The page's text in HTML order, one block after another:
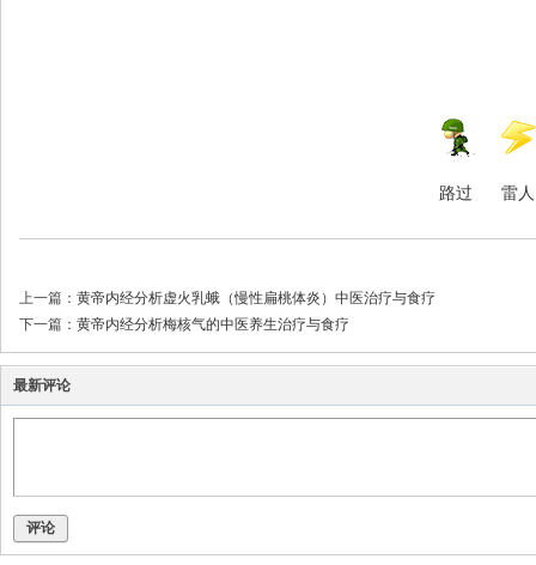
路过 雷人
上一篇： 黄帝内经分析虚火乳蛾（慢性扁桃体炎）中医治疗与食疗
下一篇： 黄帝内经分析梅核气的中医养生治疗与食疗
最新评论
评论